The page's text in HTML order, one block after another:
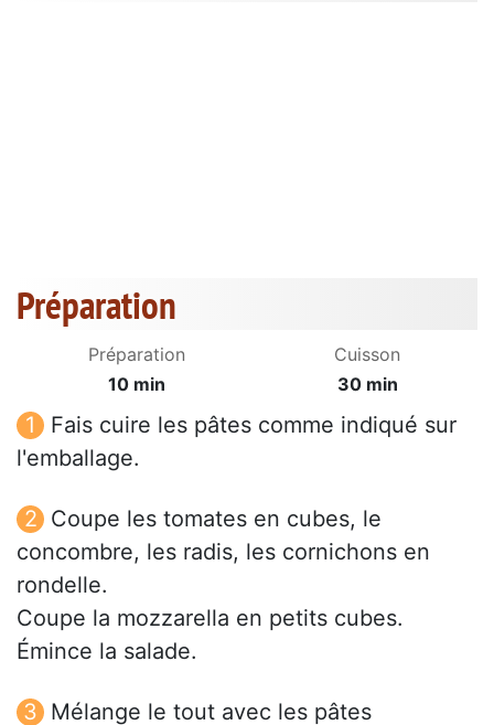
Préparation
Préparation
10 min
Cuisson
30 min
Fais cuire les pâtes comme indiqué sur
l'emballage.
Coupe les tomates en cubes, le
concombre, les radis, les cornichons en
rondelle.
Coupe la mozzarella en petits cubes.
Émince la salade.
Mélange le tout avec les pâtes